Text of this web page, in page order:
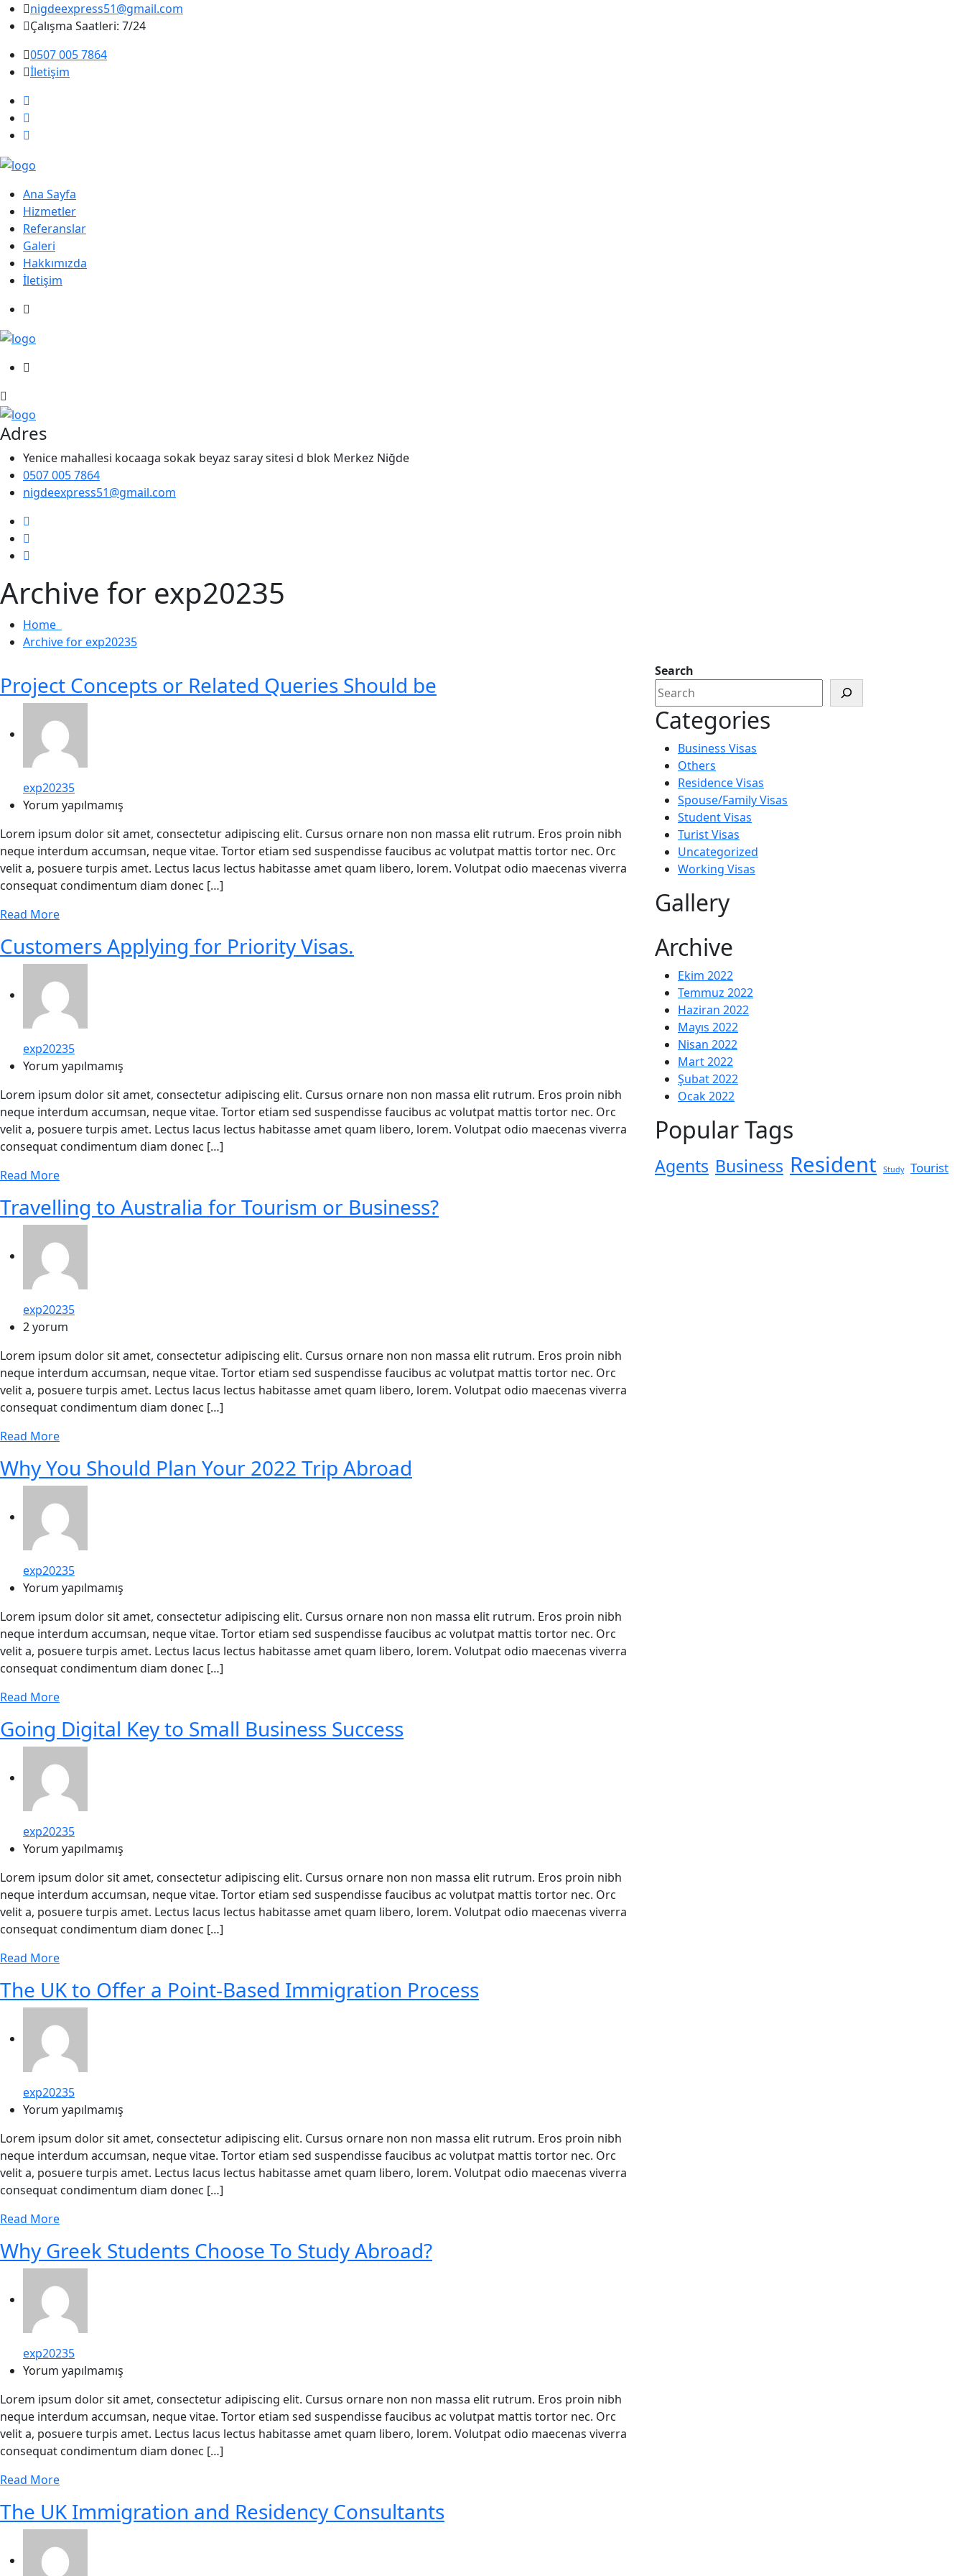
nigdeexpress51@gmail.com
Çalışma Saatleri: 7/24
0507 005 7864
İletişim
Ana Sayfa
Hizmetler
Referanslar
Galeri
Hakkımızda
İletişim
Adres
Yenice mahallesi kocaaga sokak beyaz saray sitesi d blok Merkez Niğde
0507 005 7864
nigdeexpress51@gmail.com
Archive for exp20235
Home
Archive for exp20235
Project Concepts or Related Queries Should be
exp20235
Yorum yapılmamış
Lorem ipsum dolor sit amet, consectetur adipiscing elit. Cursus ornare non non massa elit rutrum. Eros proin nibh
neque interdum accumsan, neque vitae. Tortor etiam sed suspendisse faucibus ac volutpat mattis tortor nec. Orc
velit a, posuere turpis amet. Lectus lacus lectus habitasse amet quam libero, lorem. Volutpat odio maecenas viverra
consequat condimentum diam donec […]
Read More
Customers Applying for Priority Visas.
exp20235
Yorum yapılmamış
Lorem ipsum dolor sit amet, consectetur adipiscing elit. Cursus ornare non non massa elit rutrum. Eros proin nibh
neque interdum accumsan, neque vitae. Tortor etiam sed suspendisse faucibus ac volutpat mattis tortor nec. Orc
velit a, posuere turpis amet. Lectus lacus lectus habitasse amet quam libero, lorem. Volutpat odio maecenas viverra
consequat condimentum diam donec […]
Read More
Travelling to Australia for Tourism or Business?
exp20235
2 yorum
Lorem ipsum dolor sit amet, consectetur adipiscing elit. Cursus ornare non non massa elit rutrum. Eros proin nibh
neque interdum accumsan, neque vitae. Tortor etiam sed suspendisse faucibus ac volutpat mattis tortor nec. Orc
velit a, posuere turpis amet. Lectus lacus lectus habitasse amet quam libero, lorem. Volutpat odio maecenas viverra
consequat condimentum diam donec […]
Read More
Why You Should Plan Your 2022 Trip Abroad
exp20235
Yorum yapılmamış
Lorem ipsum dolor sit amet, consectetur adipiscing elit. Cursus ornare non non massa elit rutrum. Eros proin nibh
neque interdum accumsan, neque vitae. Tortor etiam sed suspendisse faucibus ac volutpat mattis tortor nec. Orc
velit a, posuere turpis amet. Lectus lacus lectus habitasse amet quam libero, lorem. Volutpat odio maecenas viverra
consequat condimentum diam donec […]
Read More
Going Digital Key to Small Business Success
exp20235
Yorum yapılmamış
Lorem ipsum dolor sit amet, consectetur adipiscing elit. Cursus ornare non non massa elit rutrum. Eros proin nibh
neque interdum accumsan, neque vitae. Tortor etiam sed suspendisse faucibus ac volutpat mattis tortor nec. Orc
velit a, posuere turpis amet. Lectus lacus lectus habitasse amet quam libero, lorem. Volutpat odio maecenas viverra
consequat condimentum diam donec […]
Read More
The UK to Offer a Point-Based Immigration Process
exp20235
Yorum yapılmamış
Lorem ipsum dolor sit amet, consectetur adipiscing elit. Cursus ornare non non massa elit rutrum. Eros proin nibh
neque interdum accumsan, neque vitae. Tortor etiam sed suspendisse faucibus ac volutpat mattis tortor nec. Orc
velit a, posuere turpis amet. Lectus lacus lectus habitasse amet quam libero, lorem. Volutpat odio maecenas viverra
consequat condimentum diam donec […]
Read More
Why Greek Students Choose To Study Abroad?
exp20235
Yorum yapılmamış
Lorem ipsum dolor sit amet, consectetur adipiscing elit. Cursus ornare non non massa elit rutrum. Eros proin nibh
neque interdum accumsan, neque vitae. Tortor etiam sed suspendisse faucibus ac volutpat mattis tortor nec. Orc
velit a, posuere turpis amet. Lectus lacus lectus habitasse amet quam libero, lorem. Volutpat odio maecenas viverra
consequat condimentum diam donec […]
Read More
The UK Immigration and Residency Consultants
Search
Categories
Business Visas
Others
Residence Visas
Spouse/Family Visas
Student Visas
Turist Visas
Uncategorized
Working Visas
Gallery
Archive
Ekim 2022
Temmuz 2022
Haziran 2022
Mayıs 2022
Nisan 2022
Mart 2022
Şubat 2022
Ocak 2022
Popular Tags
Agents Business Resident Study Tourist